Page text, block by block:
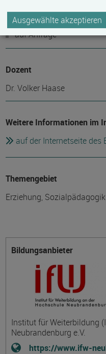
Fördermöglichkeiten
auf Anfrage
Dozent
Dr. Volker Haase
Weitere Informationen im
auf der Internetseite des
Themengebiet
Erziehung, Sozialpädagogik
Bildungsanbieter
Institut für Weiterbildung
Neubrandenburg e.V.
https://www.ifw-
Ausgewählte akzeptieren